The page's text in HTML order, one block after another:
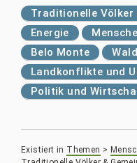
Traditionelle Völker
Energie
Belo Monte
Landkonflikte und
Politik und
Existiert in Themen >